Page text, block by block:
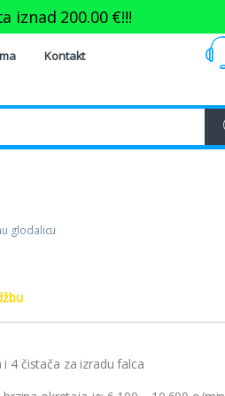
Kontakt
glodalicu
4 čistača za izradu falca
iznad 200.00 €!!!